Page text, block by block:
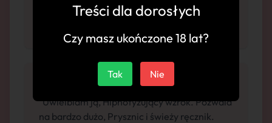
perfekcja. Potrzebowałem czasu, żeby dojść
"Uwielbiam ją, Hipnotyzujący wzrok. Pozwala
na bardzo dużo, Prysznic i świeży ręcznik.
Treści dla dorosłych
Czy masz ukończone 18 lat?
Tak Nie